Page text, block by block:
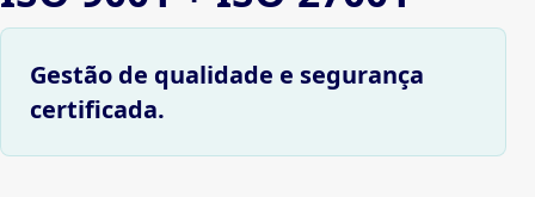
Gestão de qualidade e segurança
certificada.